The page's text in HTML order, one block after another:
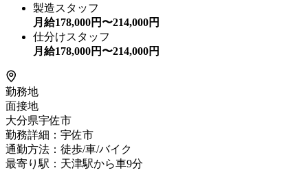
製造スタッフ
月給178,000円〜214,000円
仕分けスタッフ
月給178,000円〜214,000円
勤務地
面接地
大分県宇佐市
勤務詳細：宇佐市
通勤方法：徒歩/車/バイク
最寄り駅：天津駅から車9分